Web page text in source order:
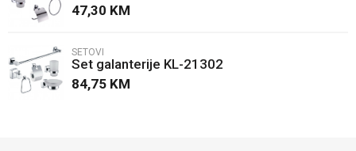
47,30 KM
SETOVI
Set galanterije KL-21302
84,75 KM